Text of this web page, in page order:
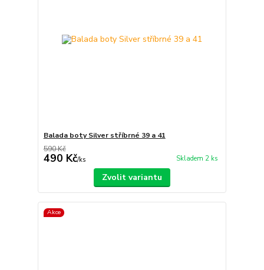
Balada boty Silver stříbrné 39 a 41
590 Kč
490 Kč/ks Skladem 2 ks
Zvolit variantu
Akce